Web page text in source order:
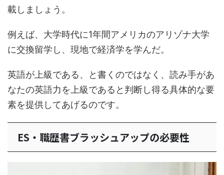
載しましょう。
例えば、大学時代に1年間アメリカのアリゾナ大学
に交換留学し、現地で経済学を学んだ。
英語が上級である、と書くのではなく、読み手があ
なたの英語力を上級であると判断し得る具体的な要
素を提供してあげるのです。
ES・職歴書ブラッシュアップの必要性